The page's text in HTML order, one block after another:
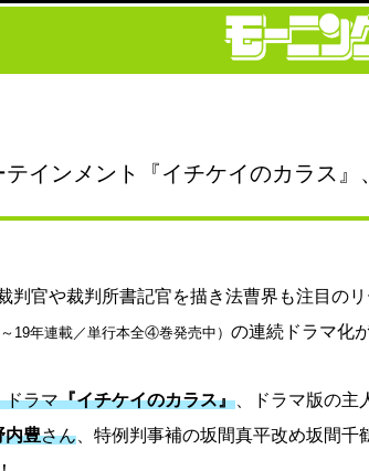
テインメント『イチケイのカラス
判官や裁判所書記官を描き法曹界も注目の
～19年連載／単行本全④巻発売中）の連続ドラマ化
ドラマ『イチケイのカラス』 、ドラマ版の
内豊さん 、特例判事補の坂間真平改め坂間